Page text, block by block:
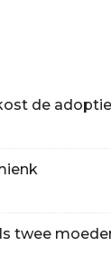
de
twee